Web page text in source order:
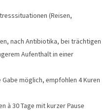
(Reisen,
nach Antibiotika, bei trächtigen
Aufenthalt in einer
möglich, empfohlen 4 Kuren
à 30 Tage mit kurzer Pause